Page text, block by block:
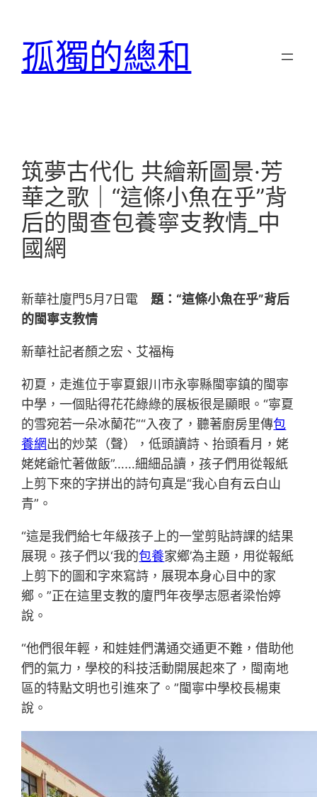
孤獨的總和
筑夢古代化 共繪新圖景·芳
華之歌｜“這條小魚在乎”背
后的閩查包養寧支教情_中
國網
新華社廈門5月7日電題：“這條小魚在乎”背后
的閩寧支教情
新華社記者顏之宏、艾福梅
初夏，走進位于寧夏銀川市永寧縣閩寧鎮的閩寧
中學，一個貼得花花綠綠的展板很是顯眼。“寧夏
的雪宛若一朵冰蘭花”“入夜了，聽著廚房里傳包
養網出的炒菜（聲），低頭讀詩、抬頭看月，姥
姥姥爺忙著做飯”……細細品讀，孩子們用從報紙
上剪下來的字拼出的詩句真是“我心自有云白山
青”。
“這是我們給七年級孩子上的一堂剪貼詩課的結果
展現。孩子們以‘我的包養家鄉’為主題，用從報紙
上剪下的圖和字來寫詩，展現本身心目中的家
鄉。”正在這里支教的廈門年夜學志愿者梁怡婷
說。
“他們很年輕，和娃娃們溝通交通更不難，借助他
們的氣力，學校的科技活動開展起來了，閩南地
區的特點文明也引進來了。”閩寧中學校長楊東
說。